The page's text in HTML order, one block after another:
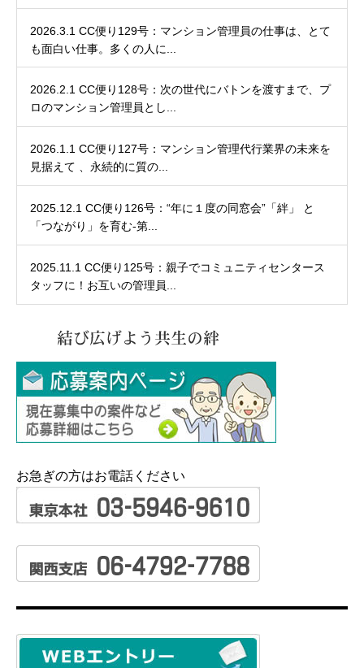
2026.3.1 CC便り129号：マンション管理員の仕事は、とて
も面白い仕事。多くの人に...
2026.2.1 CC便り128号：次の世代にバトンを渡すまで、プ
ロのマンション管理員とし...
2026.1.1 CC便り127号：マンション管理代行業界の未来を
見据えて 、永続的に質の...
2025.12.1 CC便り126号：“年に１度の同窓会”「絆」 と
「つながり」を育む-第...
2025.11.1 CC便り125号：親子でコミュニティセンタース
タッフに！お互いの管理員...
お急ぎの方はお電話ください